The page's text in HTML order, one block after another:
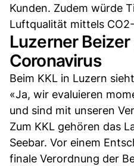
Kunden. Zudem würde
Luftqualität mittels
Luzerner
Coronavirus
Beim KKL in Luzern
«Ja, wir evaluieren
und sind mit unseren
Zum KKL gehören das
Seebar. Vor einem
finale Verordnung der